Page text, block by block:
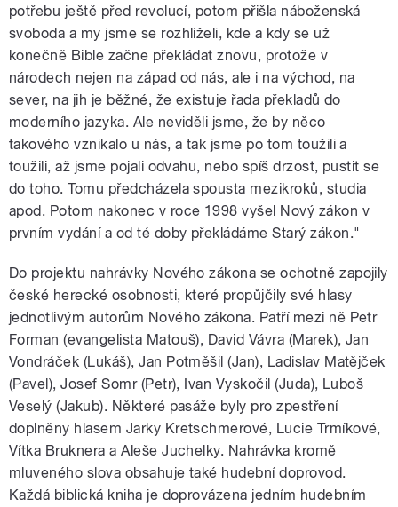
potřebu ještě před revolucí, potom přišla náboženská
svoboda a my jsme se rozhlíželi, kde a kdy se už
konečně Bible začne překládat znovu, protože v
národech nejen na západ od nás, ale i na východ, na
sever, na jih je běžné, že existuje řada překladů do
moderního jazyka. Ale neviděli jsme, že by něco
takového vznikalo u nás, a tak jsme po tom toužili a
toužili, až jsme pojali odvahu, nebo spíš drzost, pustit se
do toho. Tomu předcházela spousta mezikroků, studia
apod. Potom nakonec v roce 1998 vyšel Nový zákon v
prvním vydání a od té doby překládáme Starý zákon."
Do projektu nahrávky Nového zákona se ochotně zapojily
české herecké osobnosti, které propůjčily své hlasy
jednotlivým autorům Nového zákona. Patří mezi ně Petr
Forman (evangelista Matouš), David Vávra (Marek), Jan
Vondráček (Lukáš), Jan Potměšil (Jan), Ladislav Matějček
(Pavel), Josef Somr (Petr), Ivan Vyskočil (Juda), Luboš
Veselý (Jakub). Některé pasáže byly pro zpestření
doplněny hlasem Jarky Kretschmerové, Lucie Trmíkové,
Vítka Bruknera a Aleše Juchelky. Nahrávka kromě
mluveného slova obsahuje také hudební doprovod.
Každá biblická kniha je doprovázena jedním hudebním